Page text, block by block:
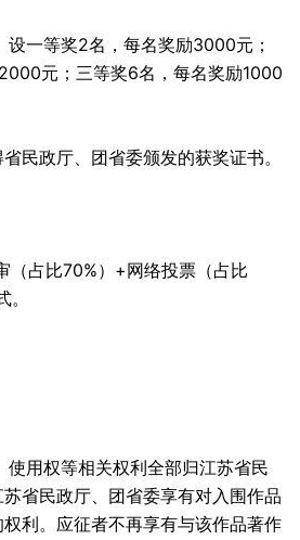
一等奖2名，每名奖励3000元；
元；三等奖6名，每名奖励1000
民政厅、团省委颁发的获奖证书。
（占比70%）+网络投票（占比
用权等相关权利全部归江苏省民
省民政厅、团省委享有对入围作品
利。应征者不再享有与该作品著作